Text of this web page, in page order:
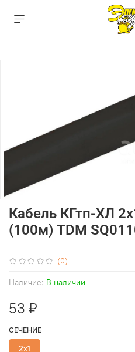
(0)
Наличие: В наличии
Кабель КГтп-ХЛ
(100м) TDM
53 ₽
СЕЧЕНИЕ
2х1